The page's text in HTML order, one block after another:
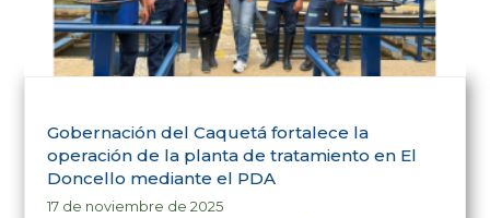
Gobernación del Caquetá fortalece la
operación de la planta de tratamiento en El
Doncello mediante el PDA
17 de noviembre de 2025